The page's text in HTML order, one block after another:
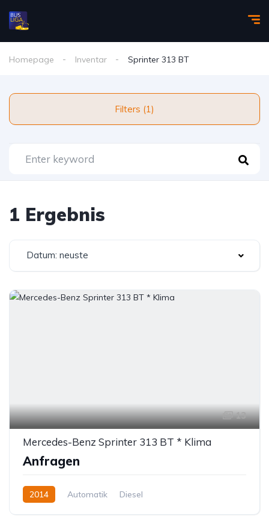
Homepage Inventar Sprinter 313 BT
Filters (1)
1 Ergebnis
Datum: neuste
13
Mercedes-Benz Sprinter 313 BT * Klima
Anfragen
2014 Automatik Diesel